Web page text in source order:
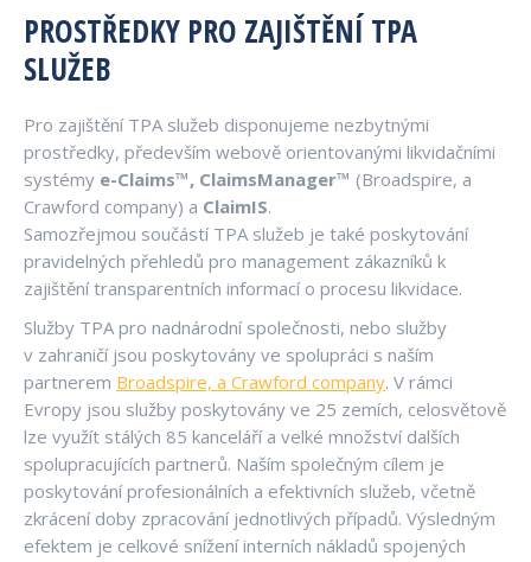
PROSTŘEDKY PRO ZAJIŠTĚNÍ TPA
SLUŽEB
Pro zajištění TPA služeb disponujeme nezbytnými
prostředky, především webově orientovanými likvidačními
systémy e-Claims™, ClaimsManager™ (Broadspire, a
Crawford company) a ClaimIS.
Samozřejmou součástí TPA služeb je také poskytování
pravidelných přehledů pro management zákazníků k
zajištění transparentních informací o procesu likvidace.
Služby TPA pro nadnárodní společnosti, nebo služby
v zahraničí jsou poskytovány ve spolupráci s naším
partnerem Broadspire, a Crawford company. V rámci
Evropy jsou služby poskytovány ve 25 zemích, celosvětově
lze využít stálých 85 kanceláří a velké množství dalších
spolupracujících partnerů. Naším společným cílem je
poskytování profesionálních a efektivních služeb, včetně
zkrácení doby zpracování jednotlivých případů. Výsledným
efektem je celkové snížení interních nákladů spojených